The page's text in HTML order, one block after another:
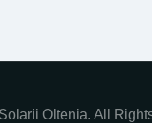
Oltenia. All